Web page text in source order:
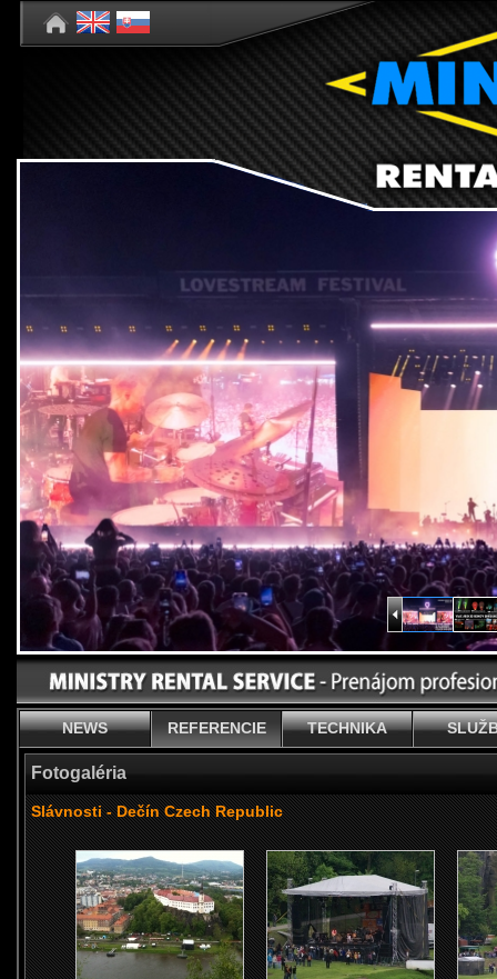
NEWS REFERENCIE TECHNIKA
Fotogaléria
Slávnosti - Dečín Czech Republic